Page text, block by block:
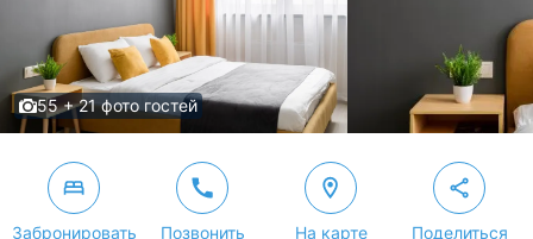
55 + 21 фото гостей
Забронировать Позвонить На карте Поделиться